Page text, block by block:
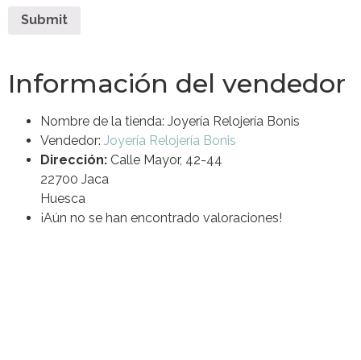
Información del vendedor
Nombre de la tienda: Joyería Relojería Bonis
Vendedor: Joyería Relojería Bonis
Dirección: Calle Mayor, 42-44
22700 Jaca
Huesca
¡Aún no se han encontrado valoraciones!